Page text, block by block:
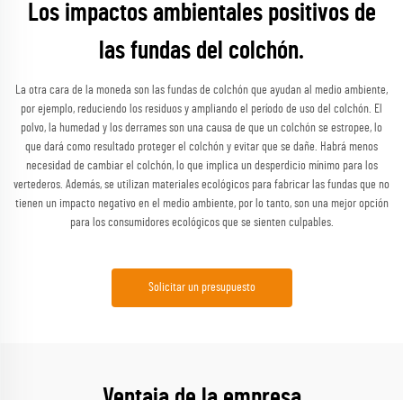
Los impactos ambientales positivos de
las fundas del colchón.
La otra cara de la moneda son las fundas de colchón que ayudan al medio ambiente,
por ejemplo, reduciendo los residuos y ampliando el período de uso del colchón. El
polvo, la humedad y los derrames son una causa de que un colchón se estropee, lo
que dará como resultado proteger el colchón y evitar que se dañe. Habrá menos
necesidad de cambiar el colchón, lo que implica un desperdicio mínimo para los
vertederos. Además, se utilizan materiales ecológicos para fabricar las fundas que no
tienen un impacto negativo en el medio ambiente, por lo tanto, son una mejor opción
para los consumidores ecológicos que se sienten culpables.
Solicitar un presupuesto